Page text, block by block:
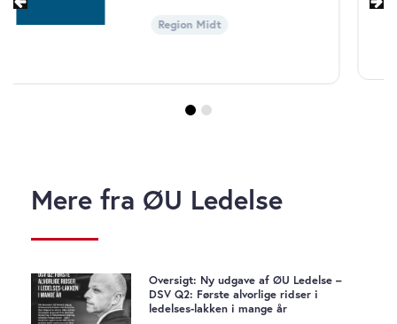
Region Hovedstaden
Mere fra ØU Ledelse
Oversigt: Ny udgave af ØU Ledelse –
DSV Q2: Første alvorlige ridser i
ledelses-lakken i mange år